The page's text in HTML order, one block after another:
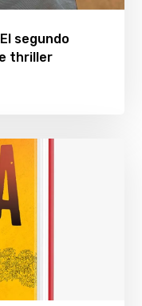
segundo
thriller